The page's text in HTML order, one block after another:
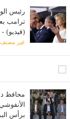
رئيس
ترامب
(فيديو)
غير مصنف
محافظ
برأس